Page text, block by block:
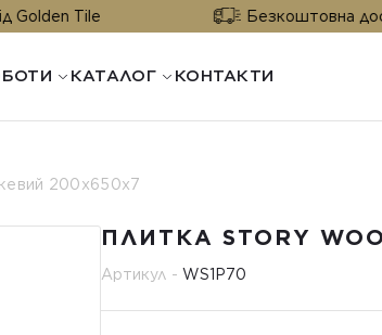
Безкоштовна доставка
КАТАЛОГ КОНТАКТИ
200x650x7
ПЛИТКА STORY
Артикул -WS1P70